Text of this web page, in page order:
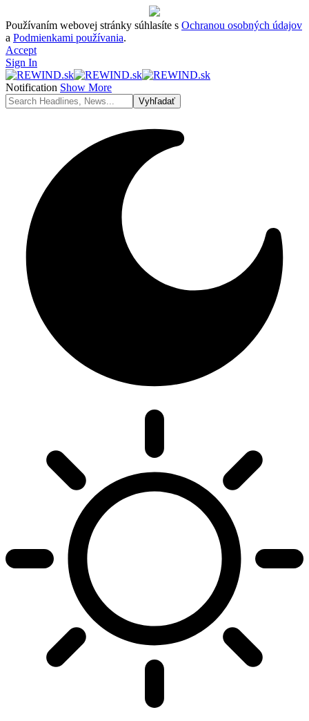
Používaním webovej stránky súhlasíte s Ochranou osobných údajov
a Podmienkami používania.
Accept
Sign In
Notification Show More